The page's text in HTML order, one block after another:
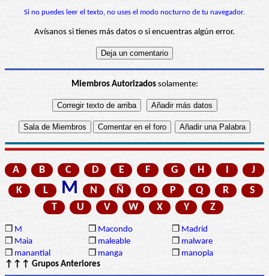
Si no puedes leer el texto, no uses el modo nocturno de tu navegador.
Avísanos si tienes más datos o si encuentras algún error.
Miembros Autorizadossolamente:
A B C D E F G H I
J
K
L M N Ñ O P Q R
S
T
U V W X Y Z
❒ M ❒ Macondo ❒ Madrid
❒ Maia ❒ maleable ❒ malware
❒ manantial ❒ manga ❒ manopla
↑↑↑ Grupos Anteriores